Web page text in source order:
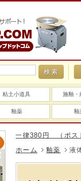
粘土小道具 施釉・
釉薬 釉
380円 （ポスト投函
ホーム
釉薬 液